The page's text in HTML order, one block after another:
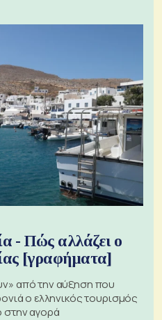
- Πώς αλλάζει ο
[γραφήματα]
από την αύξηση που
ο ελληνικός τουρισμός
στην αγορά